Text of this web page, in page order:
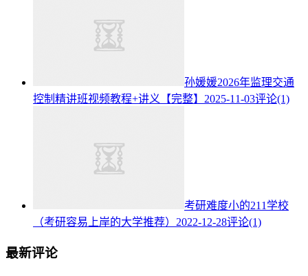
孙媛媛2026年监理交通
控制精讲班视频教程+讲义【完整】 2025-11-03评论(1)
考研难度小的211学校
（考研容易上岸的大学推荐） 2022-12-28评论(1)
最新评论